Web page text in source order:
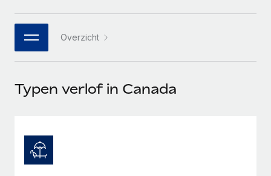
Integraties
DIENSTEN
Krijg hulp van global HR- en juridische experts
Achtergrondonderzoek
WERK MET ONS SAMEN
Strategische technologiepartners
Een partner worden
Integraties en advies over AI-automatiseringen
Webinars
Newsroom
Inzichtencentrum
Support
日本語
한국어
Overzicht
Typen verlof in Canada